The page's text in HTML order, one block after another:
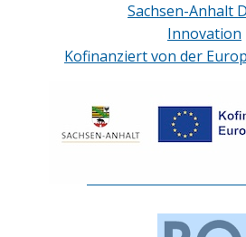
Sachsen-Anhalt
Innovation
Kofinanziert von der